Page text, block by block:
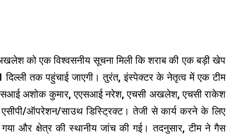
को एक विश्वसनीय सूचना मिली कि शराब की एक बड़ी खेप
दिल्ली तक पहुंचाई जाएगी। तुरंत, इंस्पेक्टर के नेतृत्व में एक टीम
अशोक कुमार, एएसआई नरेश, एचसी अखलेश, एचसी राकेश
ऑपरेशन/साउथ डिस्ट्रिक्ट। तेजी से कार्य करने के लिए
और क्षेत्र की स्थानीय जांच की गई। तदनुसार, टीम ने गैस